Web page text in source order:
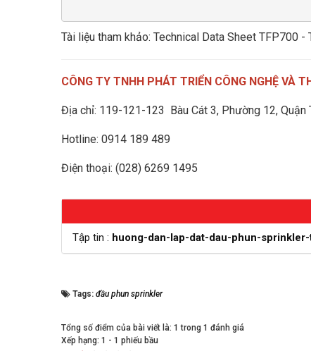
Tài liệu tham khảo: Technical Data Sheet TFP700
CÔNG TY TNHH PHÁT TRIỂN CÔNG NGHỆ VÀ
Địa chỉ: 119-121-123 Bàu Cát 3, Phường 12, Quận
Hotline: 0914 189 489
Điện thoại: (028) 6269 1495
Tập tin : huong-dan-lap-dat-dau-phun-
Tags: đầu phun sprinkler
Tổng số điểm của bài viết là: 1 trong 1 đánh giá
Xếp hạng: 1 - 1 phiếu bầu